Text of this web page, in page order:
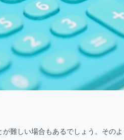
難しい場合もあるでしょう。その